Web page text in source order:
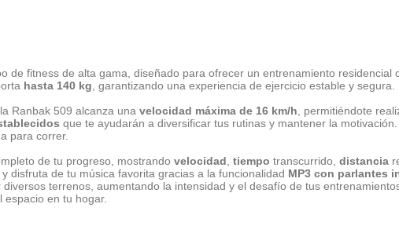
de fitness de alta gama, diseñado para ofrecer un entrenamiento residencial
hasta 140 kg , garantizando una experiencia de ejercicio estable y segura.
, la Ranbak 509 alcanza una velocidad máxima de 16 km/h , permitiéndote
que te ayudarán a diversificar tus rutinas y mantener la motivación.
para correr.
de tu progreso, mostrando velocidad tiempo transcurrido, distancia
y disfruta de tu música favorita gracias a la funcionalidad MP3 con parlantes
terrenos, aumentando la intensidad y el desafío de tus
en tu hogar.